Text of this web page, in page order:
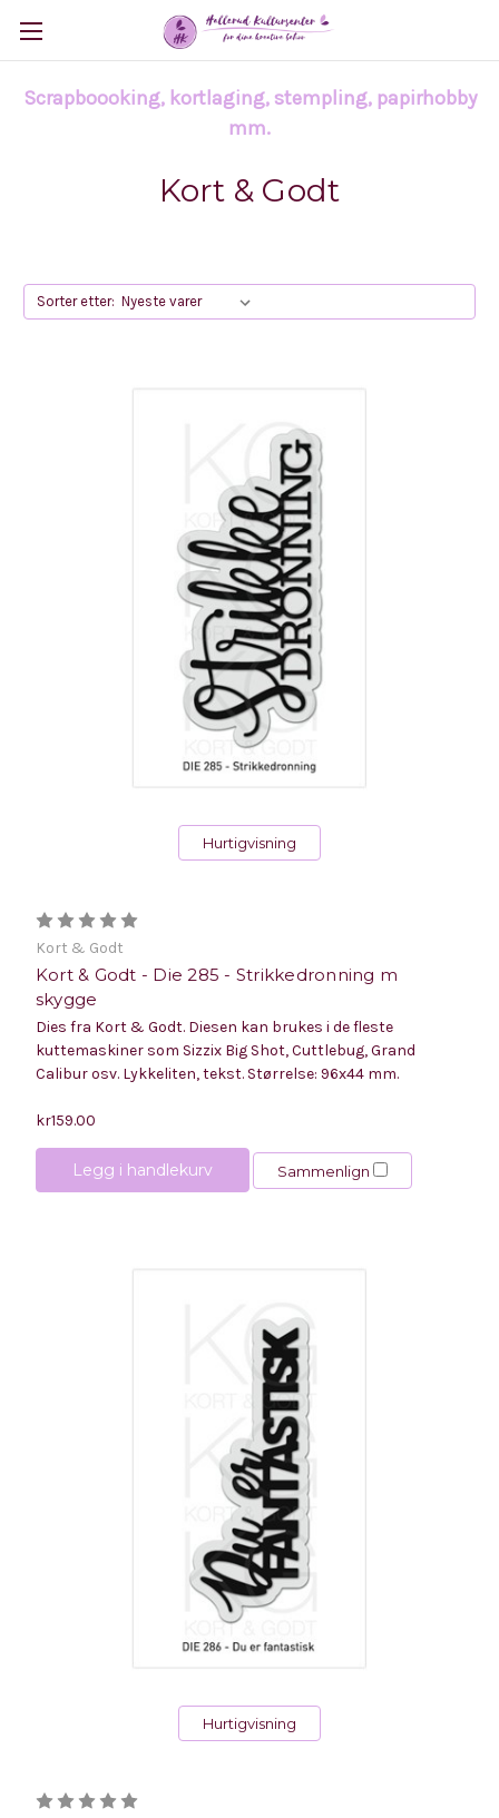
Scrapboooking, kortlaging, stempling, papirhobby
mm.
Kort & Godt
Sorter etter:
Hurtigvisning
Kort & Godt
Kort & Godt - Die 285 - Strikkedronning m
skygge
Dies fra Kort & Godt. Diesen kan brukes i de fleste
kuttemaskiner som Sizzix Big Shot, Cuttlebug, Grand
Calibur osv. Lykkeliten, tekst. Størrelse: 96x44 mm.
kr159.00
Legg i handlekurv Sammenlign
Hurtigvisning